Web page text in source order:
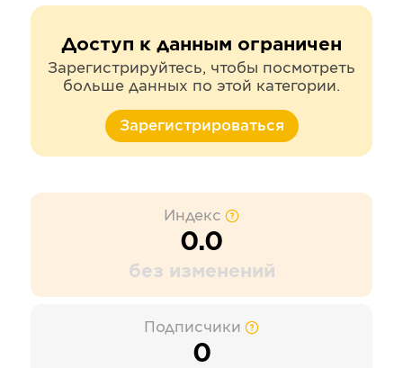
Доступ к данным ограничен
Зарегистрируйтесь, чтобы посмотреть
больше данных по этой категории.
Зарегистрироваться
Индекс
0.0
без изменений
Подписчики
0